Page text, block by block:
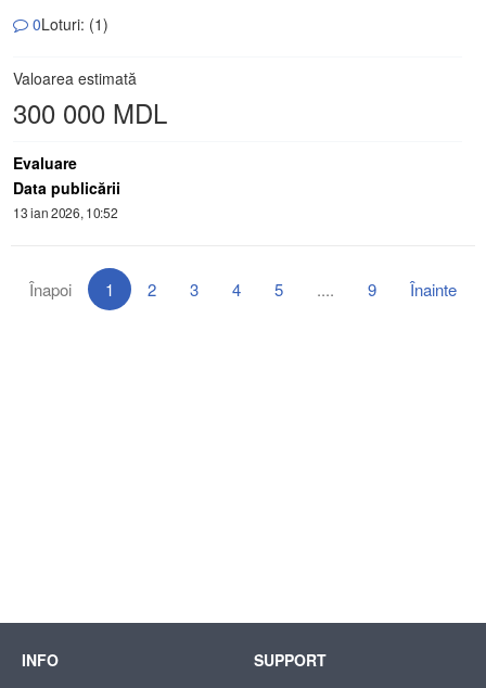
0Loturi: (1)
Valoarea estimată
300 000 MDL
Evaluare
Data publicării
13 ian 2026, 10:52
Înapoi 1 2 3 4 5 .... 9 Înainte
INFO SUPPORT